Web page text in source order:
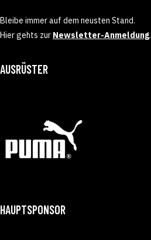
Bleibe immer auf dem neusten Stand.
Hier gehts zur Newsletter-Anmeldung.
AUSRÜSTER
HAUPTSPONSOR